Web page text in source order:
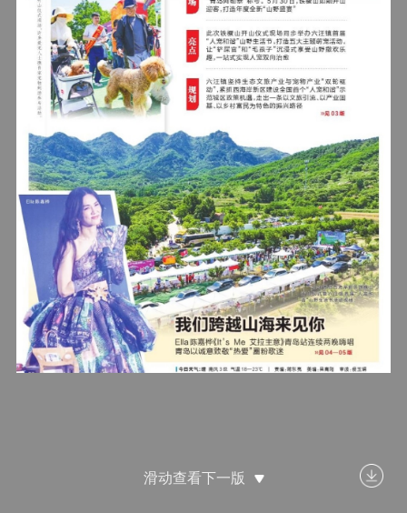
滑动查看下一版